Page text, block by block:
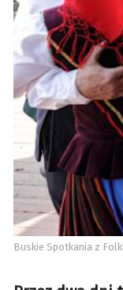
Buskie Spotkania z